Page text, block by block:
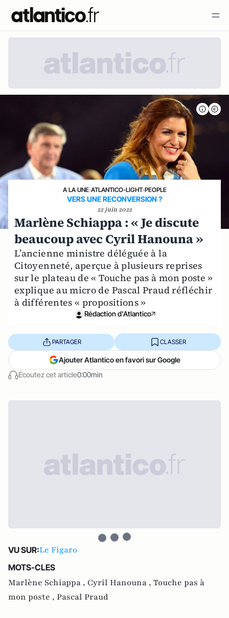
A LA UNE›ATLANTICO-LIGHT›PEOPLE
VERS UNE RECONVERSION ?
22 juin 2022
Marlène Schiappa : « Je discute
beaucoup avec Cyril Hanouna »
L’ancienne ministre déléguée à la
Citoyenneté, aperçue à plusieurs reprises
sur le plateau de « Touche pas à mon poste »
explique au micro de Pascal Praud réfléchir
à différentes « propositions »
Rédaction d'Atlantico
Écoutez cet article0:00min
PARTAGER CLASSER
Ajouter Atlantico en favori sur Google
VU SUR:Le Figaro
MOTS-CLES
Marlène Schiappa , Cyril Hanouna , Touche pas à
mon poste , Pascal Praud